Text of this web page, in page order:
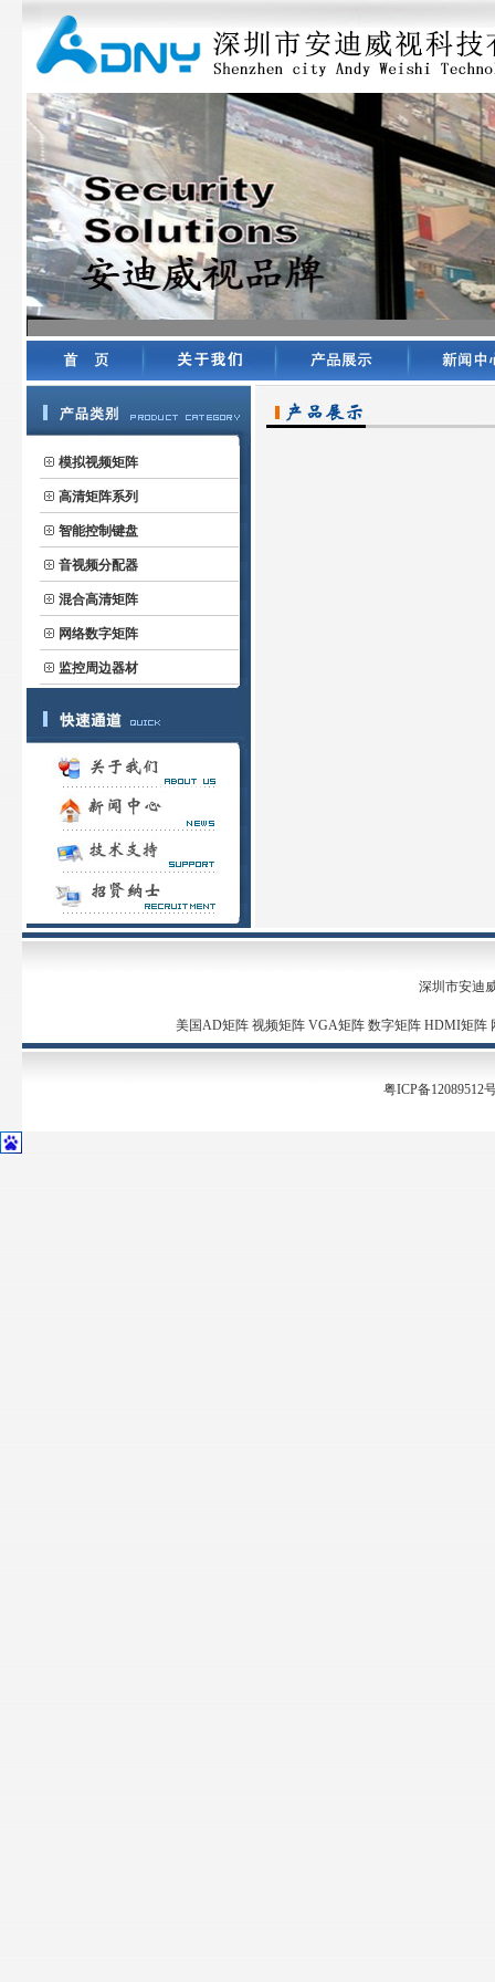
模拟视频矩阵
高清矩阵系列
智能控制键盘
音视频分配器
混合高清矩阵
网络数字矩阵
监控周边器材
深圳市安迪
美国AD矩阵 视频矩阵 VGA矩阵 数字矩阵 HDMI矩阵
粤ICP备12089512